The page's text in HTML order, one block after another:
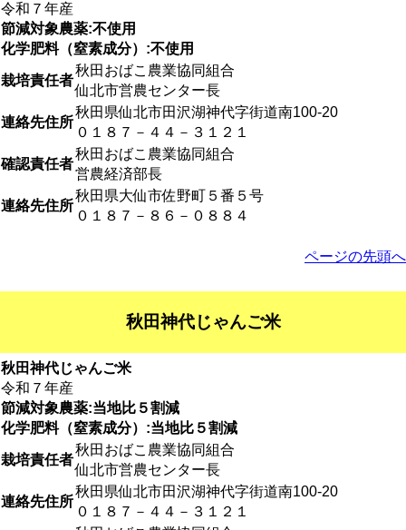
令和７年産
節減対象農薬:不使用
化学肥料（窒素成分）:不使用
栽培責任者
秋田おばこ農業協同組合
仙北市営農センター長
連絡先住所
秋田県仙北市田沢湖神代字街道南100-20
０１８７－４４－３１２１
確認責任者
秋田おばこ農業協同組合
営農経済部長
連絡先住所
秋田県大仙市佐野町５番５号
０１８７－８６－０８８４
ページの先頭へ
秋田神代じゃんご米
秋田神代じゃんご米
令和７年産
節減対象農薬:当地比５割減
化学肥料（窒素成分）:当地比５割減
栽培責任者
秋田おばこ農業協同組合
仙北市営農センター長
連絡先住所
秋田県仙北市田沢湖神代字街道南100-20
０１８７－４４－３１２１